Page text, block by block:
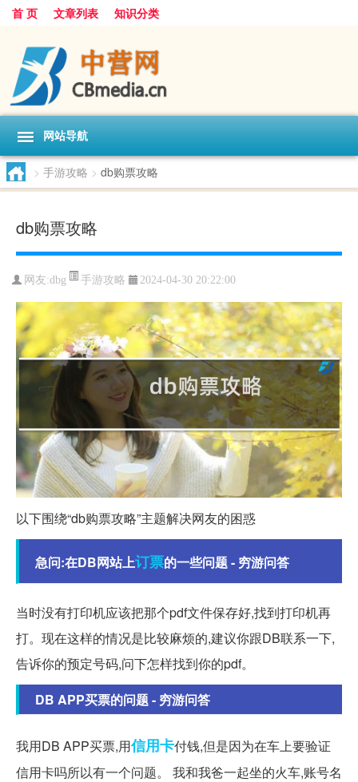
首 页 文章列表 知识分类
网站导航
> 手游攻略 > db购票攻略
db购票攻略
网友:dbg 手游攻略 2024-04-30 20:22:00
以下围绕“db购票攻略”主题解决网友的困惑
急问:在DB网站上订票的一些问题 - 穷游问答
当时没有打印机应该把那个pdf文件保存好,找到打印机再
打。现在这样的情况是比较麻烦的,建议你跟DB联系一下,
告诉你的预定号码,问下怎样找到你的pdf。
DB APP买票的问题 - 穷游问答
我用DB APP买票,用信用卡付钱,但是因为在车上要验证
信用卡吗所以有一个问题。 我和我爸一起坐的火车,账号名